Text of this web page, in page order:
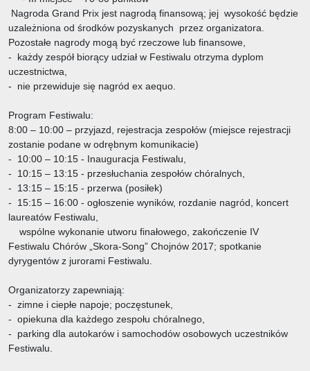
Nagroda Grand Prix jest nagrodą finansową; jej wysokość będzie
uzależniona od środków pozyskanych przez organizatora.
Pozostałe nagrody mogą być rzeczowe lub finansowe,
- każdy zespół biorący udział w Festiwalu otrzyma dyplom
uczestnictwa,
- nie przewiduje się nagród ex aequo.
Program Festiwalu:
8:00 – 10:00 – przyjazd, rejestracja zespołów (miejsce rejestracji
zostanie podane w odrębnym komunikacie)
- 10:00 – 10:15 - Inauguracja Festiwalu,
- 10:15 – 13:15 - przesłuchania zespołów chóralnych,
- 13:15 – 15:15 - przerwa (posiłek)
- 15:15 – 16:00 - ogłoszenie wyników, rozdanie nagród, koncert
laureatów Festiwalu,
wspólne wykonanie utworu finałowego, zakończenie IV
Festiwalu Chórów „Skora-Song” Chojnów 2017; spotkanie
dyrygentów z jurorami Festiwalu.
Organizatorzy zapewniają:
- zimne i ciepłe napoje; poczęstunek,
- opiekuna dla każdego zespołu chóralnego,
- parking dla autokarów i samochodów osobowych uczestników
Festiwalu.